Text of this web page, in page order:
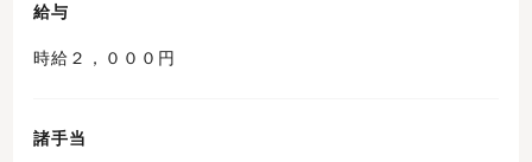
給与
時給２，０００円
諸手当